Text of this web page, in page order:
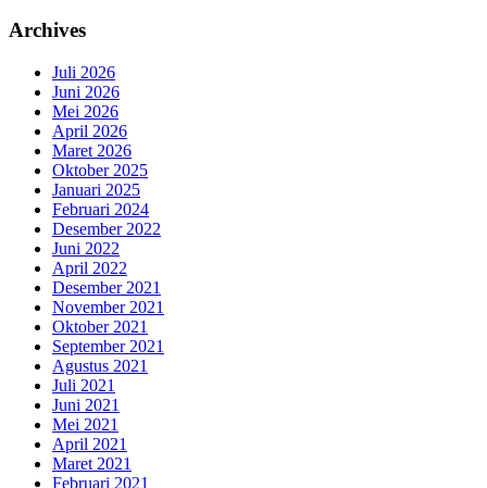
Archives
Juli 2026
Juni 2026
Mei 2026
April 2026
Maret 2026
Oktober 2025
Januari 2025
Februari 2024
Desember 2022
Juni 2022
April 2022
Desember 2021
November 2021
Oktober 2021
September 2021
Agustus 2021
Juli 2021
Juni 2021
Mei 2021
April 2021
Maret 2021
Februari 2021